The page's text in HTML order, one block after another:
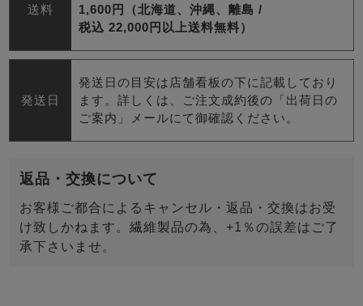
送料
1,600円（北海道、沖縄、離島 /
税込 22,000円以上送料無料）
発送日
発送日の目安は店舗看板の下に記載しており
ます。詳しくは、ご注文成約後の「出荷日の
ご案内」メールにて御確認ください。
返品・交換について
お客様ご都合によるキャンセル・返品・交換はお受
け致しかねます。繊維製品の為、+1％の誤差はご了
承下さいませ。